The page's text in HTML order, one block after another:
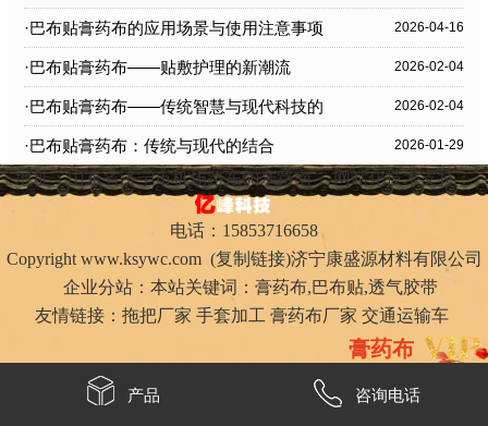
·巴布贴膏药布的应用场景与使用注意事项 2026-04-16
·巴布贴膏药布——贴敷护理的新潮流 2026-02-04
·巴布贴膏药布——传统智慧与现代科技的
结合
2026-02-04
·巴布贴膏药布：传统与现代的结合 2026-01-29
地址：山东省济宁市机场路东60米路南 网站化技术支持：
电话：15853716658
Copyright www.ksywc.com(复制链接)济宁康盛源材料有限公司
企业分站：本站关键词： 膏药布,巴布贴,透气胶带
友情链接： 拖把厂家 手套加工 膏药布厂家 交通运输车
膏药布
产品 咨询电话